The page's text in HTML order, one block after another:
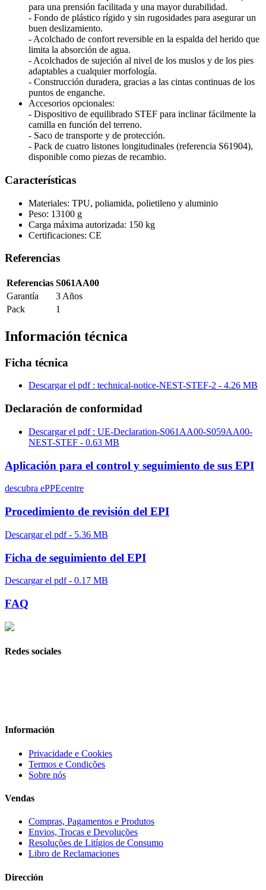
para una prensión facilitada y una mayor durabilidad.
- Fondo de plástico rígido y sin rugosidades para asegurar un
buen deslizamiento.
- Acolchado de confort reversible en la espalda del herido que
limita la absorción de agua.
- Acolchados de sujeción al nivel de los muslos y de los pies
adaptables a cualquier morfología.
- Construcción duradera, gracias a las cintas continuas de los
puntos de enganche.
Accesorios opcionales:
- Dispositivo de equilibrado STEF para inclinar fácilmente la
camilla en función del terreno.
- Saco de transporte y de protección.
- Pack de cuatro listones longitudinales (referencia S61904),
disponible como piezas de recambio.
Características
Materiales: TPU, poliamida, polietileno y aluminio
Peso: 13100 g
Carga máxima autorizada: 150 kg
Certificaciones: CE
Referencias
Referencias S061AA00
Garantía
3 Años
Pack
1
Información técnica
Ficha técnica
Descargar el pdf : technical-notice-NEST-STEF-2 - 4.26 MB
Declaración de conformidad
Descargar el pdf : UE-Declaration-S061AA00-S059AA00-
NEST-STEF - 0.63 MB
Aplicación para el control y seguimiento de sus EPI
descubra ePPEcentre
Procedimiento de revisión del EPI
Descargar el pdf - 5.36 MB
Ficha de seguimiento del EPI
Descargar el pdf - 0.17 MB
FAQ
Redes sociales
Información
Privacidade e Cookies
Termos e Condições
Sobre nós
Vendas
Compras, Pagamentos e Produtos
Envios, Trocas e Devoluções
Resoluções de Litígios de Consumo
Libro de Reclamaciones
Dirección